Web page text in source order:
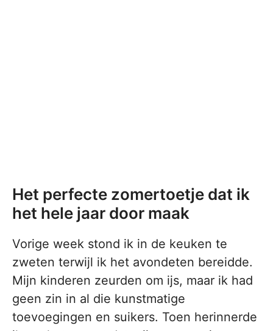
Het perfecte zomertoetje dat ik
het hele jaar door maak
Vorige week stond ik in de keuken te
zweten terwijl ik het avondeten bereidde.
Mijn kinderen zeurden om ijs, maar ik had
geen zin in al die kunstmatige
toevoegingen en suikers. Toen herinnerde